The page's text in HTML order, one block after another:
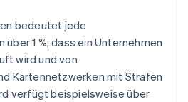
bedeutet jede
1 %, dass ein Unternehmen
wird und von
Kartennetzwerken mit Strafen
verfügt beispielsweise über